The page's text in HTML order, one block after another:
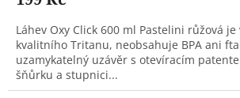
Láhev Oxy Click 600 ml Pastelini růžová je
kvalitního Tritanu, neobsahuje BPA ani
uzamykatelný uzávěr s otevíracím
šňůrku a stupnici...